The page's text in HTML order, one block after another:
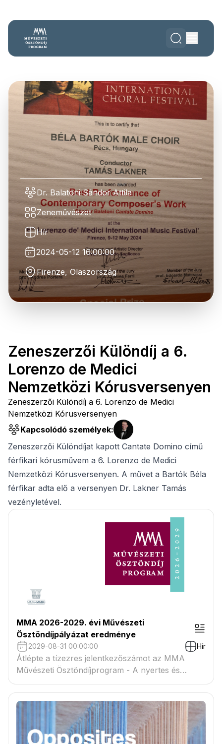
Dr. Balatoni Sándor Attila
Zeneművészet
Hír
2024-05-12 16:00:00
Firenze, Olaszország
Zeneszerzői Különdíj a 6.
Lorenzo de Medici
Nemzetközi Kórusversenyen
Zeneszerzői Különdíj a 6. Lorenzo de Medici
Nemzetközi Kórusversenyen
Kapcsolódó személyek:
Zeneszerzői Különdíjat kapott Cantate Domino című
férfikari kórusművem a 6. Lorenzo de Medici
Nemzetközi Kórusversenyen. A művet a Bartók Béla
férfikar adta elő a versenyen Dr. Lakner Tamás
vezényletével.
MMA 2026-2029. évi Művészeti
Ösztöndíjpályázat eredménye
2029-08-31 00:00:00 Hír
Átlépte a tízezres jelentkezőszámot az MMA
Művészeti Ösztöndíjprogram - A nyertes és
tartaléklistás pályázók névsora megtekinthető a
csatolmányban